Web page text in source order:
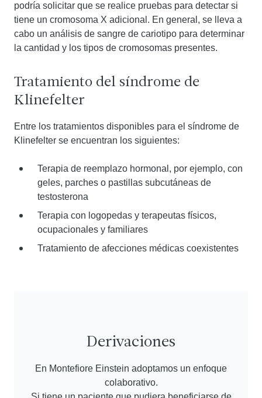
podría solicitar que se realice pruebas para detectar si
tiene un cromosoma X adicional. En general, se lleva a
cabo un análisis de sangre de cariotipo para determinar
la cantidad y los tipos de cromosomas presentes.
Tratamiento del síndrome de
Klinefelter
Entre los tratamientos disponibles para el síndrome de
Klinefelter se encuentran los siguientes:
Terapia de reemplazo hormonal, por ejemplo, con
geles, parches o pastillas subcutáneas de
testosterona
Terapia con logopedas y terapeutas físicos,
ocupacionales y familiares
Tratamiento de afecciones médicas coexistentes
Derivaciones
En Montefiore Einstein adoptamos un enfoque
colaborativo.